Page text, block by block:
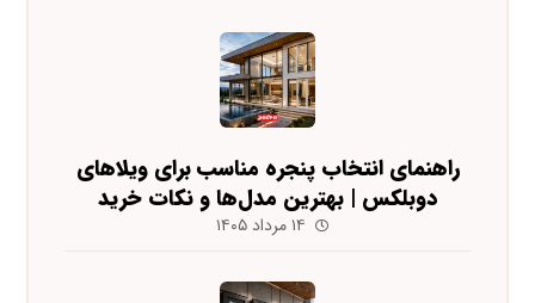
راهنمای انتخاب پنجره مناسب برای ویلاهای
دوبلکس | بهترین مدل‌ها و نکات خرید
۱۴ مرداد ۱۴۰۵